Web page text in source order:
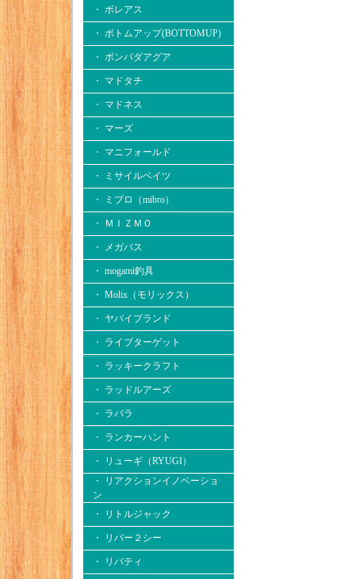
・ ボレアス
・ ボトムアップ(BOTTOMUP)
・ ボンバダアグア
・ マドタチ
・ マドネス
・ マーズ
・ マニフォールド
・ ミサイルベイツ
・ ミブロ（mibro）
・ ＭＩＺＭＯ
・ メガバス
・ mogami釣具
・ Molix（モリックス）
・ ヤバイブランド
・ ライブターゲット
・ ラッキークラフト
・ ラッドルアーズ
・ ラパラ
・ ランカーハント
・ リューギ（RYUGI）
・ リアクションイノベーショ
ン
・ リトルジャック
・ リバー２シー
・ リバティ